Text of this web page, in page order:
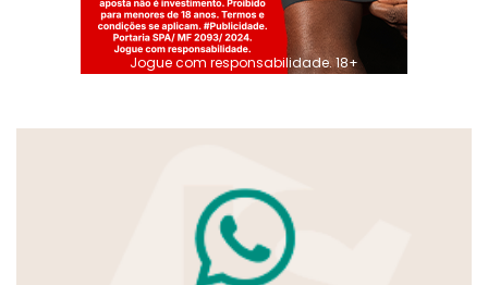
Jogue com responsabilidade. 18+